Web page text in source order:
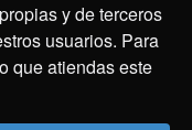
y de terceros
usuarios. Para
que atiendas este